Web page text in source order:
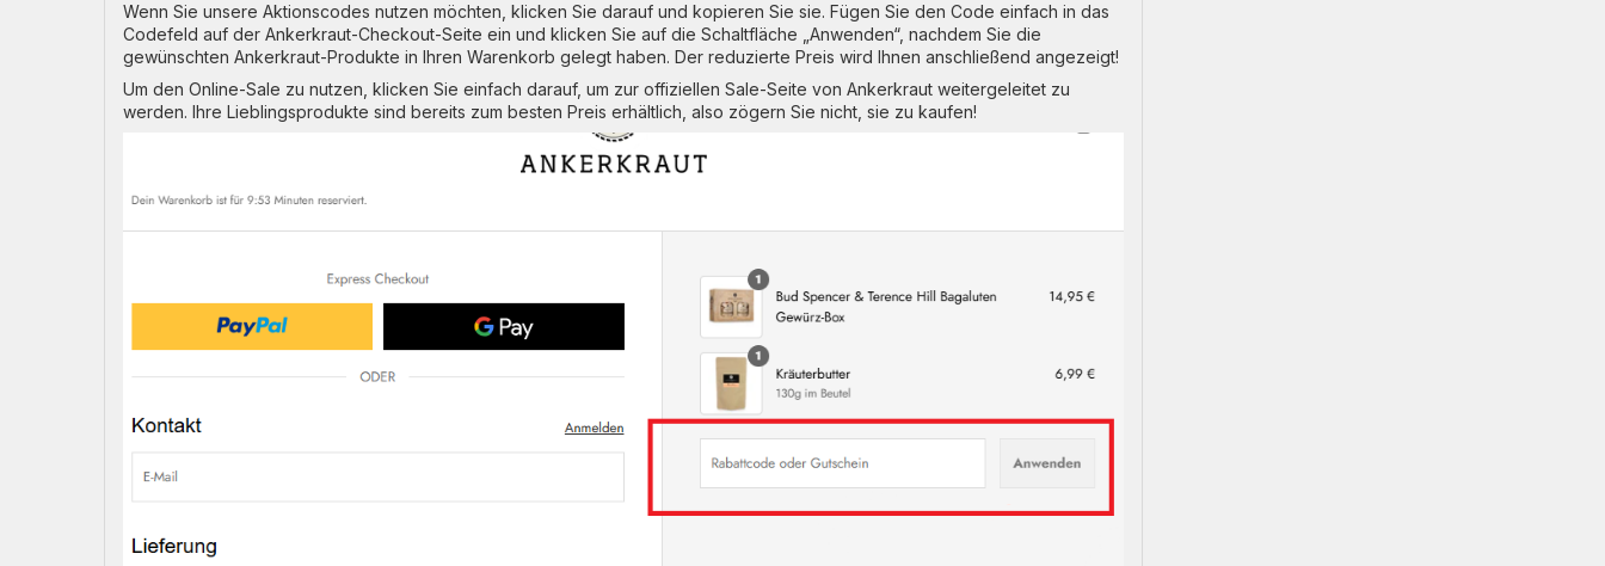
Wenn Sie unsere Aktionscodes nutzen möchten, klicken Sie darauf und kopieren Sie sie. Fügen Sie den Code einfach in das
Codefeld auf der Ankerkraut-Checkout-Seite ein und klicken Sie auf die Schaltfläche „Anwenden“, nachdem Sie die
gewünschten Ankerkraut-Produkte in Ihren Warenkorb gelegt haben. Der reduzierte Preis wird Ihnen anschließend angezeigt!
Um den Online-Sale zu nutzen, klicken Sie einfach darauf, um zur offiziellen Sale-Seite von Ankerkraut weitergeleitet zu
werden. Ihre Lieblingsprodukte sind bereits zum besten Preis erhältlich, also zögern Sie nicht, sie zu kaufen!